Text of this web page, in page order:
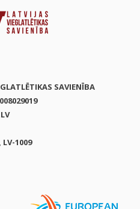
SAVIENĪBA
LV-1009